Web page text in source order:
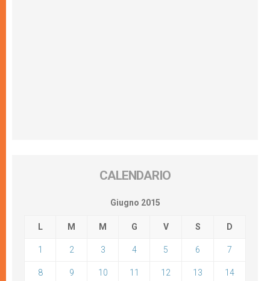
CALENDARIO
Giugno 2015
L M M G V S D
1 2 3 4 5 6 7
8 9 10 11 12 13 14